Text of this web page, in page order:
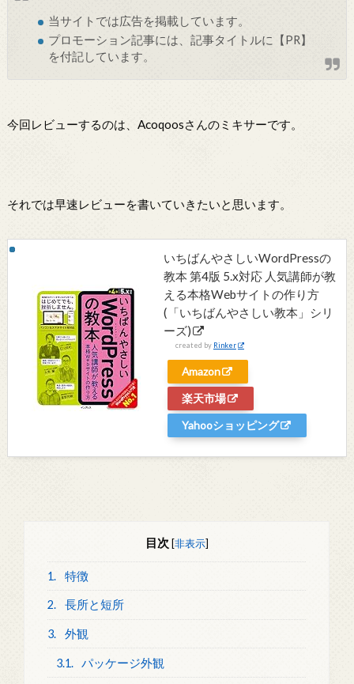
当サイトでは広告を掲載しています。
プロモーション記事には、記事タイトルに【PR】
を付記しています。
今回レビューするのは、Acoqoosさんのミキサーです。
それでは早速レビューを書いていきたいと思います。
いちばんやさしいWordPressの
教本 第4版 5.x対応 人気講師が教
える本格Webサイトの作り方
(「いちばんやさしい教本」シリ
ーズ)
created by Rinker
Amazon
楽天市場
Yahooショッピング
目次 [非表示]
1. 特徴
2. 長所と短所
3. 外観
3.1. パッケージ外観